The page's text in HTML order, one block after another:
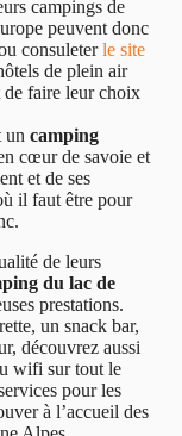
campings de
peuvent donc
consuleterle site
de plein air
de faire leur choix
un camping
cœur de savoie et
et de ses
il faut être pour
de leurs
du lac de
prestations.
un snack bar,
découvrez aussi
wifi sur tout le
pour les
à l’accueil des